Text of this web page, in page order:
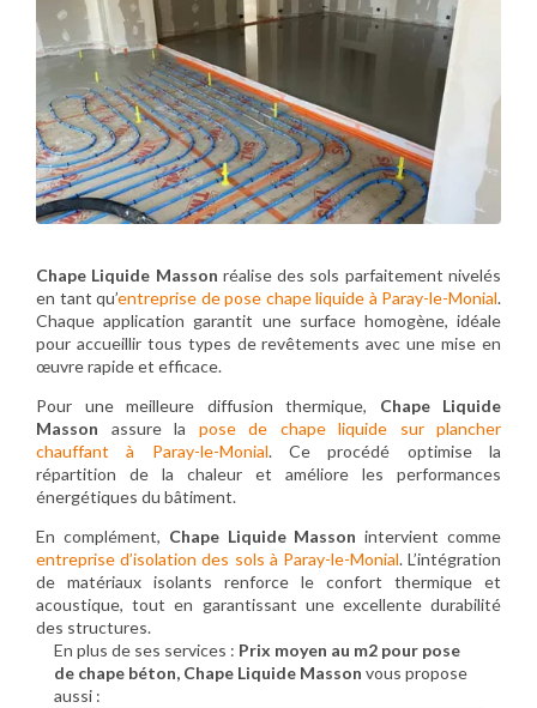
Chape Liquide Masson réalise des sols parfaitement nivelés
en tant qu’entreprise de pose chape liquide à Paray-le-Monial.
Chaque application garantit une surface homogène, idéale
pour accueillir tous types de revêtements avec une mise en
œuvre rapide et efficace.
Pour une meilleure diffusion thermique, Chape Liquide
Masson assure la pose de chape liquide sur plancher
chauffant à Paray-le-Monial. Ce procédé optimise la
répartition de la chaleur et améliore les performances
énergétiques du bâtiment.
En complément, Chape Liquide Masson intervient comme
entreprise d’isolation des sols à Paray-le-Monial. L’intégration
de matériaux isolants renforce le confort thermique et
acoustique, tout en garantissant une excellente durabilité
des structures.
En plus de ses services : Prix moyen au m2 pour pose
de chape béton, Chape Liquide Masson vous propose
aussi :